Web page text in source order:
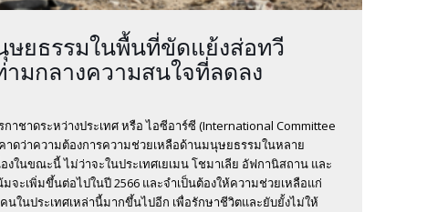
ยธรรมในพื้นที่ขัดแย้งส่อทวี
ามกลางความสนใจที่ลดลง
าชาดระหว่างประเทศ หรือ ไอซีอาร์ซี (International Committee
คาดว่าความต้องการความช่วยเหลือด้านมนุษยธรรมในหลาย
งในขณะนี้ ไม่ว่าจะในประเทศเยเมน โชมาเลีย อัฟกานิสถาน และ
จะเพิ่มขึ้นต่อไปในปี 2566 และจำเป็นต้องให้ความช่วยเหลือแก่
ในประเทศเหล่านี้มากขึ้นไปอีก เพื่อรักษาชีวิตและยับยั้งไม่ให้